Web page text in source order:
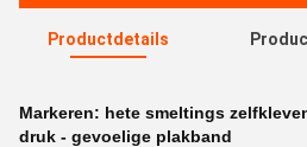
Productdetails
Markeren: hete smeltings
druk - gevoelige plakband